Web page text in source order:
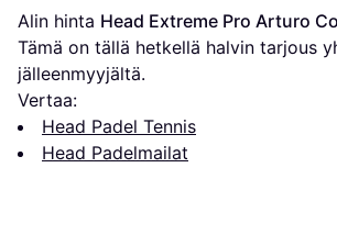
Alin hinta Head Extreme Pro Arturo
Tämä on tällä hetkellä halvin tarjous
jälleenmyyjältä.
Vertaa:
Head Padel Tennis
Head Padelmailat